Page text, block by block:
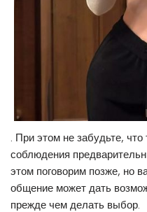
. При этом не забудьте,
соблюдения
этом поговорим позже, но
общение может дать
прежде чем делать выбор.